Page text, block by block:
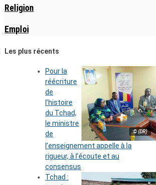
Religion
Emploi
Les plus récents
© (DR)
Pour la
réécriture
de
l’histoire
du Tchad,
le ministre
de
l’enseignement appelle à la
rigueur, à l’écoute et au
consensus
Tchad :